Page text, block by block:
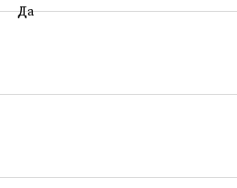
Да